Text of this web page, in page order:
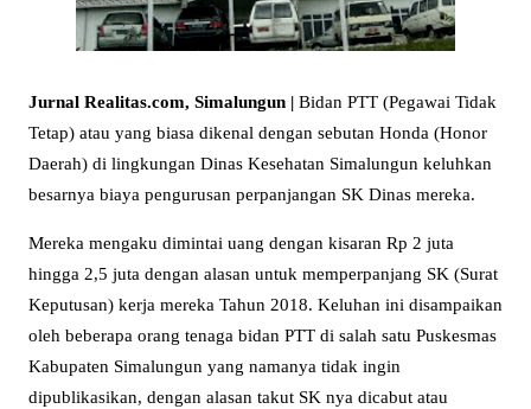
Jurnal Realitas.com, Simalungun | Bidan PTT (Pegawai Tidak
Tetap) atau yang biasa dikenal dengan sebutan Honda (Honor
Daerah) di lingkungan Dinas Kesehatan Simalungun keluhkan
besarnya biaya pengurusan perpanjangan SK Dinas mereka.
Mereka mengaku dimintai uang dengan kisaran Rp 2 juta
hingga 2,5 juta dengan alasan untuk memperpanjang SK (Surat
Keputusan) kerja mereka Tahun 2018. Keluhan ini disampaikan
oleh beberapa orang tenaga bidan PTT di salah satu Puskesmas
Kabupaten Simalungun yang namanya tidak ingin
dipublikasikan, dengan alasan takut SK nya dicabut atau